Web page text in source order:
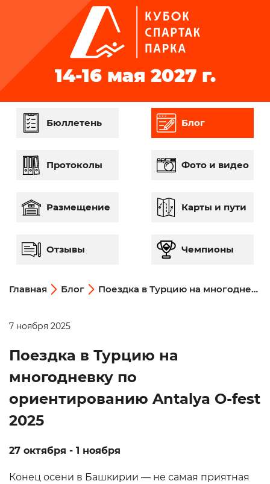
14-16 мая 2027 г.
Бюллетень Блог
Протоколы Фото и видео
Размещение Карты и пути
Отзывы Чемпионы
Главная Блог Поездка в Турцию на многодневку по ориентированию Antalya O-fest 2025
7 ноября 2025
Поездка в Турцию на
многодневку по
ориентированию Antalya O-fest
2025
27 октября - 1 ноября
Конец осени в Башкирии — не самая приятная